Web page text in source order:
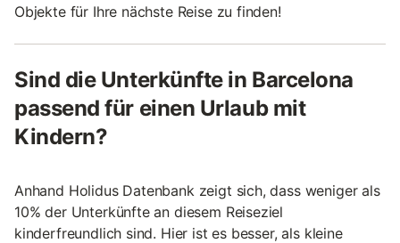
Objekte für Ihre nächste Reise zu finden!
Sind die Unterkünfte in Barcelona
passend für einen Urlaub mit
Kindern?
Anhand Holidus Datenbank zeigt sich, dass weniger als
10% der Unterkünfte an diesem Reiseziel
kinderfreundlich sind. Hier ist es besser, als kleine